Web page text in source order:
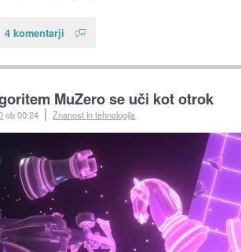
4 komentarji
MuZero se uči kot otrok
ob 00:24 Znanost in tehnologija